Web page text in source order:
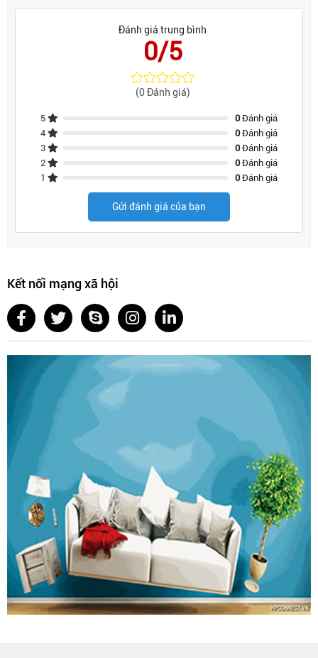
Làm sạch bằng khăn mềm và sạch sẽ để duy trì độ
sang trọng của kim loại và da.
Hộp đựng trang sức này không chỉ là một sản phẩm
chức năng mà còn là một phần của nội thất trang trí
độc đáo trong không gian cá nhân của bạn.
Đánh giá trung bình
0/5
(0 Đánh giá)
5 0Đánh giá
4
0Đánh giá
3
0Đánh giá
2
0Đánh giá
1
0Đánh giá
Gửi đánh giá của bạn
Kết nối mạng xã hội